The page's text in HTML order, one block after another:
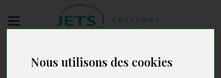
Nous utilisons des cookies
manuscrit